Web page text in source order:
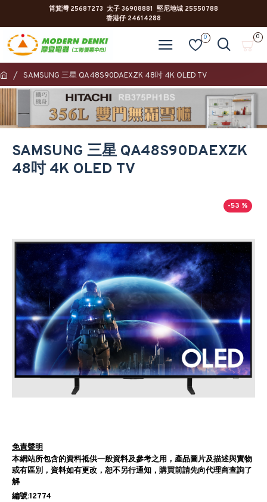
筲箕灣 25687273 太子 36908881 堅尼地城 25550788
香港仔 24614288
0 0
SAMSUNG 三星 QA48S90DAEXZK 48吋 4K OLED TV
SAMSUNG 三星 QA48S90DAEXZK
48吋 4K OLED TV
-53 %
免責聲明
本網站所包含的資料祗供一般資料及參考之用，產品圖片及描述與實物
或有區別，資料如有更改，恕不另行通知，購買前請先向代理商查詢了
解
編號:12774